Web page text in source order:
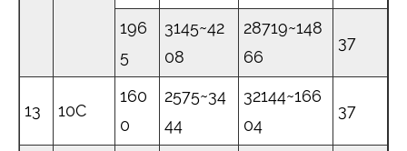
196
5
3145~42
08
28719~148
66
37
13 10C
160
0
2575~34
44
32144~166
04
37